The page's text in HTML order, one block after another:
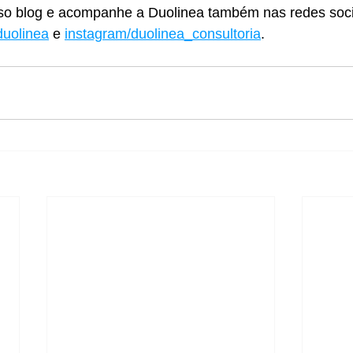
blog e acompanhe a Duolinea também nas redes
e instagram/duolinea_consultoria.